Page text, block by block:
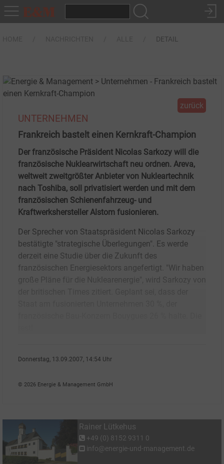
DETAIL
zurück
UNTERNEHMEN
Frankreich bastelt einen Kernkraft-Champion
Der französische Präsident Nicolas Sarkozy will die
französische Nuklearwirtschaft neu ordnen. Areva,
weltweit zweitgrößter Anbieter von Nukleartechnik
nach Toshiba, soll privatisiert werden und mit dem
französischen Schienenfahrzeug- und
Kraftwerkshersteller Alstom fusionieren.
Der Sprecher von Staatspräsident Nicolas Sarkozy
bestätigte "strategische Überlegungen". Es werde
derzeit eine Studie über die Zukunft des
französischen Energiesektors angefertigt. "Wir haben
große Pläne für die Nuklearenergie", wird Sarkozy von
Donnerstag, 13.09.2007, 14:54 Uhr
© 2026 Energie & Management GmbH
Rainer Lütkehus
+49 (0) 8152 9311 0
info@energie-und-management.de